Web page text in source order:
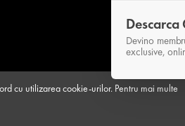
Descarca
Devino
exclusive,
cu utilizarea cookie-urilor. Pentru mai multe